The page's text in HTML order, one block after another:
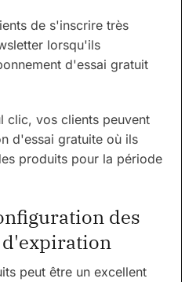
de s'inscrire très
lorsqu'ils
d'essai gratuit
clic, vos clients peuvent
d'essai gratuite où ils
produits pour la période
des
peut être un excellent